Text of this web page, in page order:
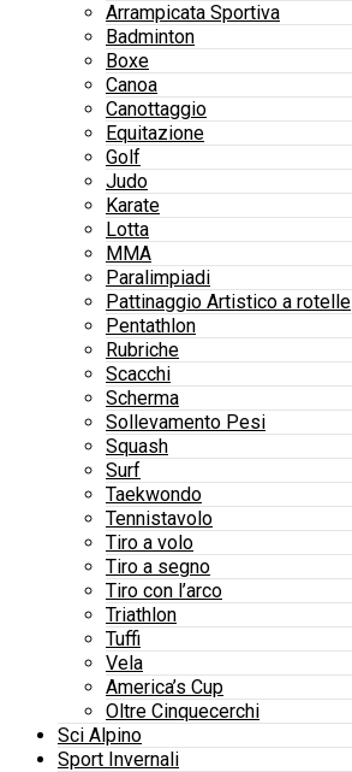
Arrampicata Sportiva
Badminton
Boxe
Canoa
Canottaggio
Equitazione
Golf
Judo
Karate
Lotta
MMA
Paralimpiadi
Pattinaggio Artistico a rotelle
Pentathlon
Rubriche
Scacchi
Scherma
Sollevamento Pesi
Squash
Surf
Taekwondo
Tennistavolo
Tiro a volo
Tiro a segno
Tiro con l’arco
Triathlon
Tuffi
Vela
America’s Cup
Oltre Cinquecerchi
Sci Alpino
Sport Invernali